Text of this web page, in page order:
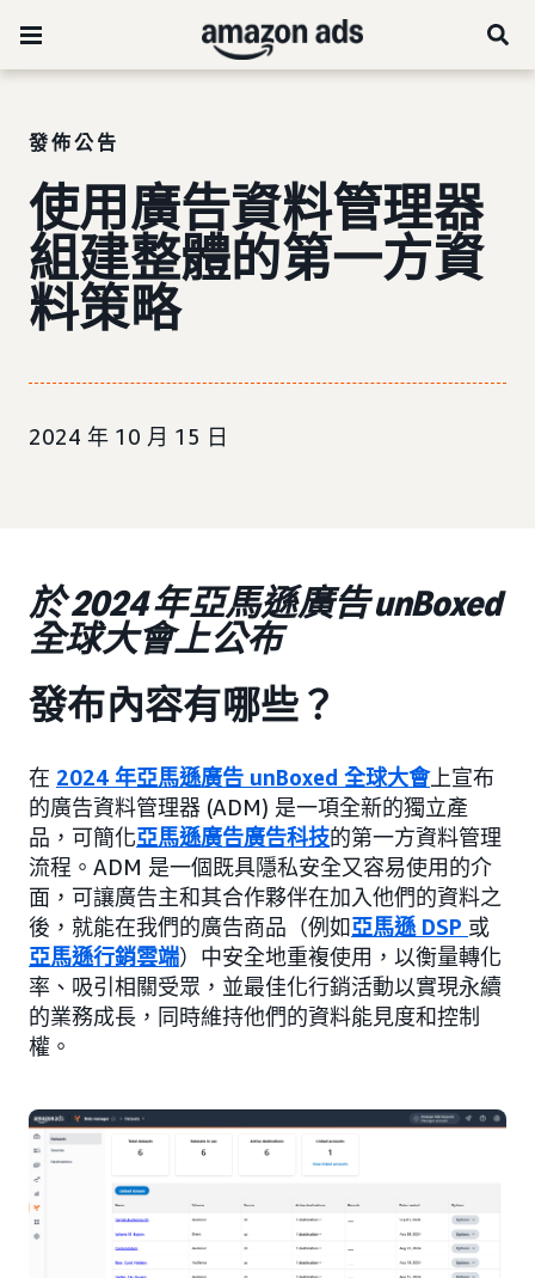
發佈公告
使用廣告資料管理器
組建整體的第一方資
料策略
2024 年 10 月 15 日
於 2024 年亞馬遜廣告 unBoxed
全球大會上公布
發布內容有哪些？
在 2024 年亞馬遜廣告 unBoxed 全球大會上宣布
的廣告資料管理器 (ADM) 是一項全新的獨立產
品，可簡化亞馬遜廣告廣告科技的第一方資料管理
流程。ADM 是一個既具隱私安全又容易使用的介
面，可讓廣告主和其合作夥伴在加入他們的資料之
後，就能在我們的廣告商品（例如亞馬遜 DSP 或
亞馬遜行銷雲端）中安全地重複使用，以衡量轉化
率、吸引相關受眾，並最佳化行銷活動以實現永續
的業務成長，同時維持他們的資料能見度和控制
權。